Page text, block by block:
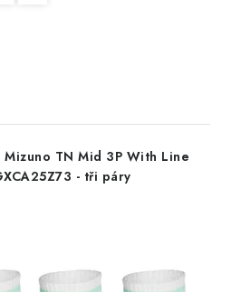
TN Mid 3P With Line
- tři páry